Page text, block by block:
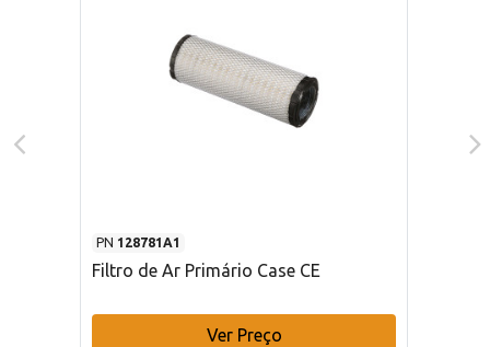
PN 128781A1
Filtro de Ar Primário Case CE
Ver Preço